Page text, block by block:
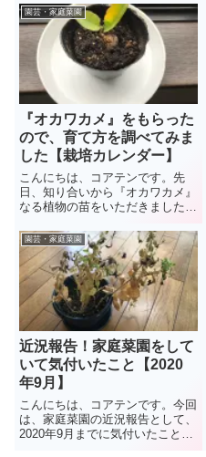
きました。ワ～パチパチパチ。チ
ャノホコリダニによる被害や、一
番花で実を付けてしまったことか
ら、株の成長が遅くなってしま
い...
園芸・家庭菜園
『オカワカメ』をもらった
ので、育て方を調べてみま
した【栽培カレンダー】
こんにちは、コアテンです。先
日、知り合いから『オカワカメ』
なる植物の苗をいただきました。
てみると色々なことが分かりまし
た。今回は、この『オカワカメ』
の育て方や注意点について紹介し
たいと思います。『オカワカメ』
と...
園芸・家庭菜園
近況報告！家庭菜園をして
いて気付いたこと【2020
年9月】
こんにちは、コアテンです。今回
は、家庭菜園の近況報告として、
2020年9月までに気付いたこと・